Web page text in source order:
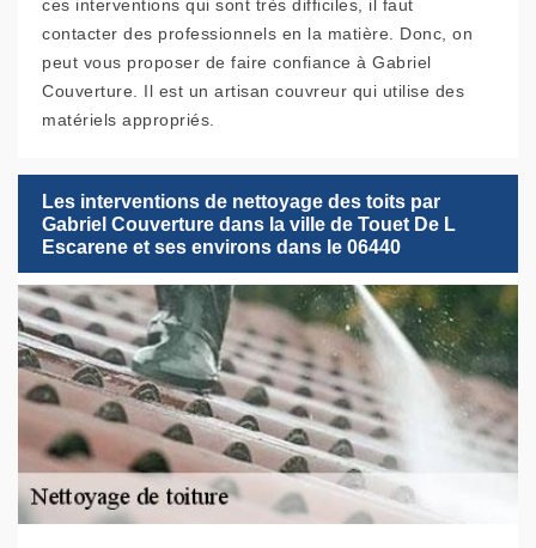
ces interventions qui sont très difficiles, il faut
contacter des professionnels en la matière. Donc, on
peut vous proposer de faire confiance à Gabriel
Couverture. Il est un artisan couvreur qui utilise des
matériels appropriés.
Les interventions de nettoyage des toits par
Gabriel Couverture dans la ville de Touet De L
Escarene et ses environs dans le 06440